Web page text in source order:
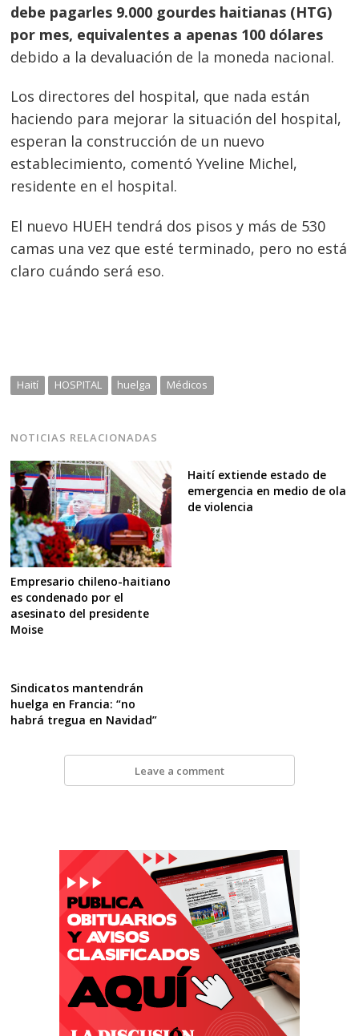
debe pagarles 9.000 gourdes haitianas (HTG)
por mes, equivalentes a apenas 100 dólares
debido a la devaluación de la moneda nacional.
Los directores del hospital, que nada están
haciendo para mejorar la situación del hospital,
esperan la construcción de un nuevo
establecimiento, comentó Yveline Michel,
residente en el hospital.
El nuevo HUEH tendrá dos pisos y más de 530
camas una vez que esté terminado, pero no está
claro cuándo será eso.
Haití HOSPITAL huelga Médicos
NOTICIAS RELACIONADAS
Empresario chileno-haitiano
es condenado por el
asesinato del presidente
Moise
Haití extiende estado de
emergencia en medio de ola
de violencia
Sindicatos mantendrán
huelga en Francia: “no
habrá tregua en Navidad”
Leave a comment